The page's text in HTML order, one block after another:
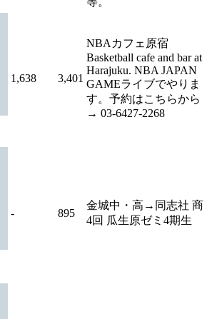
1,638 3,401
NBAカフェ原宿
Basketball cafe and bar at
Harajuku. NBA JAPAN
GAMEライブでやりま
す。予約はこちらから
→ 03-6427-2268
- 895
金城中・高→同志社 商
4回 瓜生原ゼミ4期生